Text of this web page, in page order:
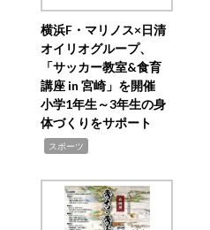
横浜F・マリノス×日清
オイリオグループ、
「サッカー教室&食育
講座 in 宮崎」を開催
小学1年生～3年生の身
体づくりをサポート
スポーツ